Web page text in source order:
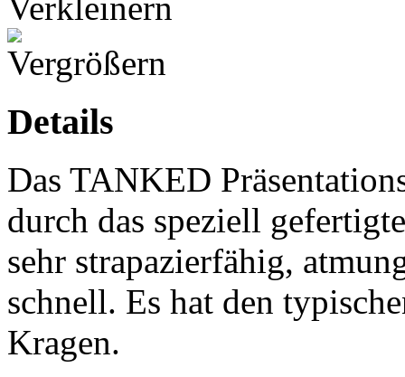
Details
Das TANKED
durch das speziell
sehr strapazierfähig,
schnell. Es hat den
Kragen.